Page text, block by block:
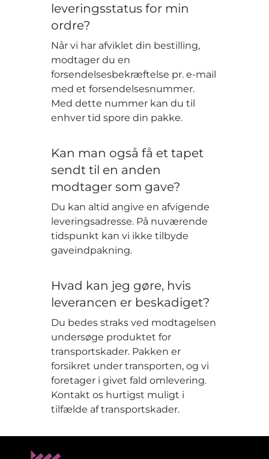
leveringsstatus for min
ordre?
Når vi har afviklet din bestilling,
modtager du en
forsendelsesbekræftelse pr. e-mail
med et forsendelsesnummer.
Med dette nummer kan du til
enhver tid spore din pakke.
Kan man også få et tapet
sendt til en anden
modtager som gave?
Du kan altid angive en afvigende
leveringsadresse. På nuværende
tidspunkt kan vi ikke tilbyde
gaveindpakning.
Hvad kan jeg gøre, hvis
leverancen er beskadiget?
Du bedes straks ved modtagelsen
undersøge produktet for
transportskader. Pakken er
forsikret under transporten, og vi
foretager i givet fald omlevering.
Kontakt os hurtigst muligt i
tilfælde af transportskader.